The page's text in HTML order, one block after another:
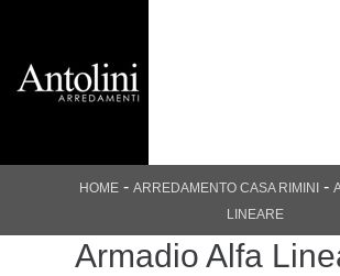
HOME- ARREDAMENTO CASA RIMINI -
LINEARE
Armadio Alfa